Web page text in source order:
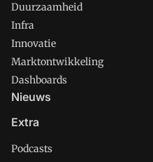
Duurzaamheid
Infra
Innovatie
Marktontwikkeling
Dashboards
Nieuws
Extra
Podcasts